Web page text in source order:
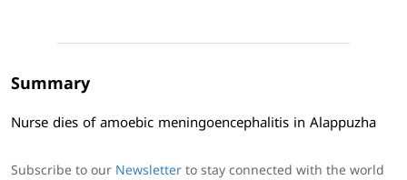
Summary
Nurse dies of amoebic meningoencephalitis in Alappuzha
Subscribe to our Newsletter to stay connected with the world